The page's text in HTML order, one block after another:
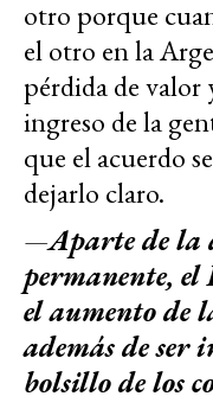
otro porque
el otro en la
pérdida de
ingreso de la
que el acuerdo
dejarlo claro.
—Aparte de la
permanente,
el aumento de
además de ser
bolsillo de los